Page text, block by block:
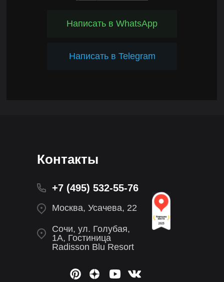
Написать в WhatsApp
Написать в Telegram
Контакты
+7 (495) 532-55-76
Москва, Усачева, 22
Сочи, ул. Голубая,
1А, Гостиница
Radisson Blu Resort